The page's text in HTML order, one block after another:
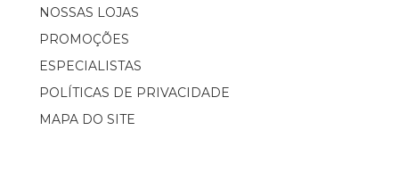
NOSSAS LOJAS
PROMOÇÕES
ESPECIALISTAS
POLÍTICAS DE PRIVACIDADE
MAPA DO SITE